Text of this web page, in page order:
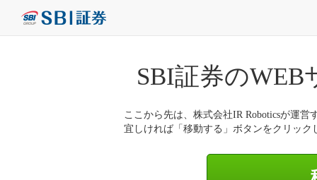
SBI証券の
ここから先は、株式会社IR Roboticsが運営
宜しければ「移動する」ボタンをクリック